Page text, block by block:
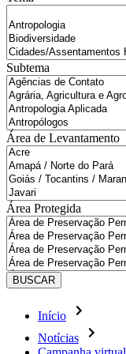
Subtema
Área de Levantamento
Área Protegida
BUSCAR
Início
Notícias